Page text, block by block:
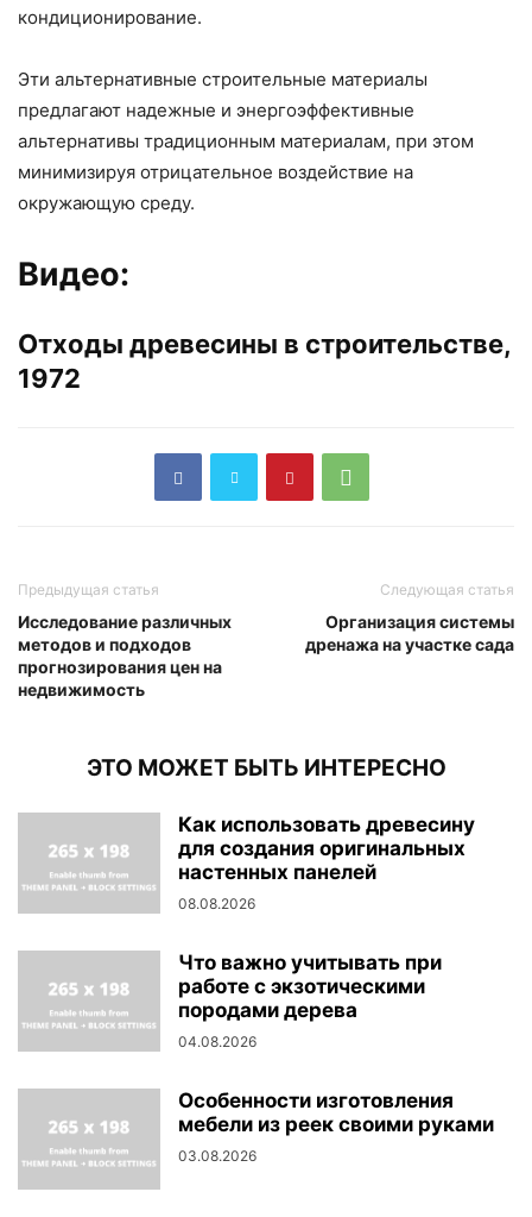
кондиционирование.
Эти альтернативные строительные материалы
предлагают надежные и энергоэффективные
альтернативы традиционным материалам, при этом
минимизируя отрицательное воздействие на
окружающую среду.
Видео:
Отходы древесины в строительстве,
1972
Предыдущая статья
Исследование различных
методов и подходов
прогнозирования цен на
недвижимость
Следующая статья
Организация системы
дренажа на участке сада
ЭТО МОЖЕТ БЫТЬ ИНТЕРЕСНО
Как использовать древесину
для создания оригинальных
настенных панелей
08.08.2026
Что важно учитывать при
работе с экзотическими
породами дерева
04.08.2026
Особенности изготовления
мебели из реек своими руками
03.08.2026